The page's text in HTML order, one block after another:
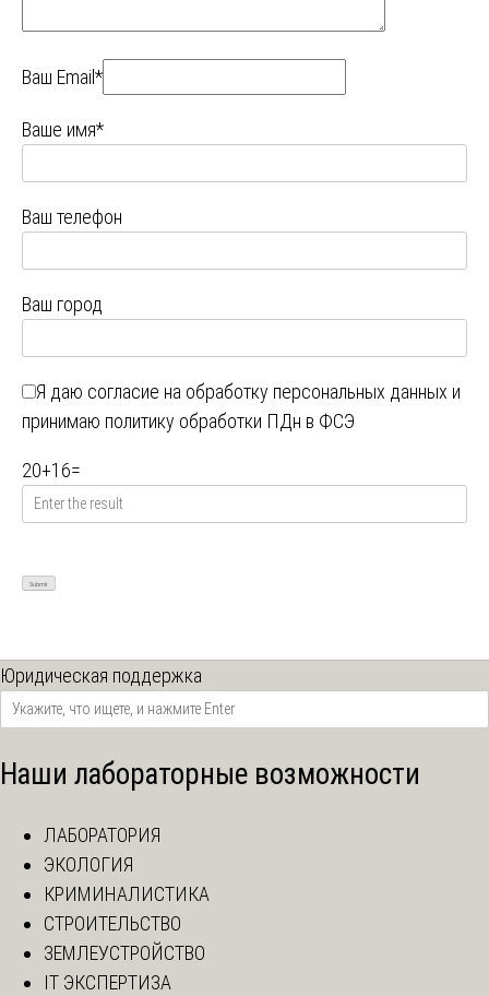
Ваш Email*
Ваше имя*
Ваш телефон
Ваш город
Я даю согласие на обработку персональных данных и
принимаю политику обработки ПДн в ФСЭ
20+16=
Юридическая поддержка
Наши лабораторные возможности
ЛАБОРАТОРИЯ
ЭКОЛОГИЯ
КРИМИНАЛИСТИКА
СТРОИТЕЛЬСТВО
ЗЕМЛЕУСТРОЙСТВО
IT ЭКСПЕРТИЗА